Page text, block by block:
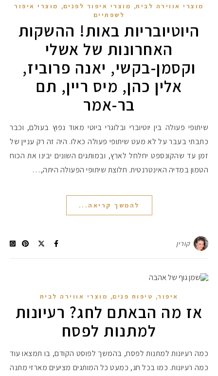
מוצרי אווירה לבית, מוצרי איפור לפנים, מוצרי איפור
לשפתיים
היוטיובריות באות! ההשקות
האחרונות של אשלי
וקסמן-בקשי, יאנה פרוביז,
אלין כהן, מיס ריין, תם
בר-אמר
שיתופי פעולה בין יוטיוברי ובלוגרי ביוטי מאוד נפוץ בעולם, וכבר
כתבתי בעבר על לא מעט שיתופי פעולה כאלו. היה זה רק עניין של
זמן עד שהקונספט יחלחל לארץ, ובמותגים השונים יבינו את הכוח
הטמון במדיה האינטרנטית. חלוצת שיתופי הפעולה היתה,…
להמשך קריאה...
קורין
איפור, טיפוח פנים, מוצרי אווירה לבית
אז מה הבאתם לחג? רעיונות
למתנות לפסח
כמה רעיונות למתנות לפסח, בהמשך לפוסט הקודם, בו תמצאו עוד
כמה רעיונות. כמו בכל חג, כמעט כל המותגים מציעים מארזי מתנה